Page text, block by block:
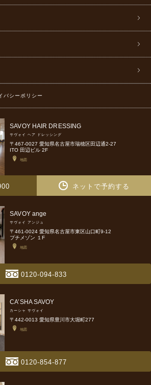
バシーポリシー
SAVOY HAIR DRESSING
サヴォイ ヘア ドレッシング
〒467-0027 愛知県名古屋市瑞穂区田辺通2-27
ITO 田辺ビル 2F
地図
ネットで予約する
SAVOY ange
サヴォイ アンジュ
〒461-0024 愛知県名古屋市東区山口町9-12
プチメゾン １F
地図
0120-094-833
CA’SHA SAVOY
カーシャ サヴォイ
〒442-0013 愛知県豊川市大堀町277
地図
0120-854-877